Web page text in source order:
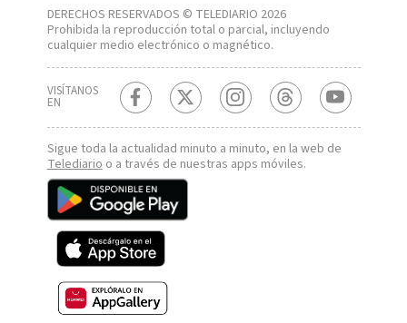
DERECHOS RESERVADOS © TELEDIARIO 2026
Prohibida la reproducción total o parcial, incluyendo
cualquier medio electrónico o magnético.
VISÍTANOS
EN
Sigue toda la actualidad minuto a minuto, en la web de
Telediario o a través de nuestras apps móviles.